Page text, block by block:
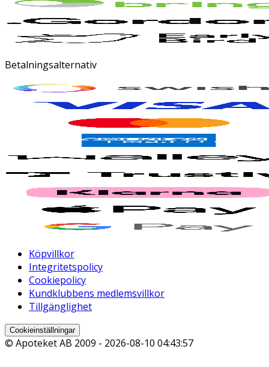
Betalningsalternativ
Köpvillkor
Integritetspolicy
Cookiepolicy
Kundklubbens medlemsvillkor
Tillgänglighet
Cookieinställningar
© Apoteket AB 2009 - 2026-08-10 04:43:57